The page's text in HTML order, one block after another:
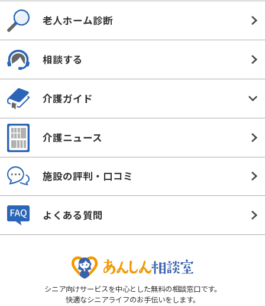
老人ホーム診断
相談する
介護ガイド
介護ニュース
施設の評判・口コミ
よくある質問
シニア向けサービスを中心とした無料の相談窓口です。
快適なシニアライフのお手伝いをします。